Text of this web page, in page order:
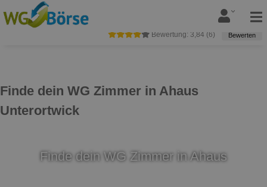
Finde dein WG Zimmer in Ahaus
Unterortwick
Bewertung: 3,84 (6) Bewerten
Finde dein WG Zimmer in Ahaus